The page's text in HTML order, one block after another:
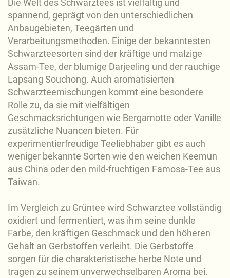
Die Welt des Schwarztees ist vielfältig und
spannend, geprägt von den unterschiedlichen
Anbaugebieten, Teegärten und
Verarbeitungsmethoden. Einige der bekanntesten
Schwarzteesorten sind der kräftige und malzige
Assam-Tee, der blumige Darjeeling und der rauchige
Lapsang Souchong. Auch aromatisierten
Schwarzteemischungen kommt eine besondere
Rolle zu, da sie mit vielfältigen
Geschmacksrichtungen wie Bergamotte oder Vanille
zusätzliche Nuancen bieten. Für
experimentierfreudige Teeliebhaber gibt es auch
weniger bekannte Sorten wie den weichen Keemun
aus China oder den mild-fruchtigen Famosa-Tee aus
Taiwan.
Im Vergleich zu Grüntee wird Schwarztee vollständig
oxidiert und fermentiert, was ihm seine dunkle
Farbe, den kräftigen Geschmack und den höheren
Gehalt an Gerbstoffen verleiht. Die Gerbstoffe
sorgen für die charakteristische herbe Note und
tragen zu seinem unverwechselbaren Aroma bei.